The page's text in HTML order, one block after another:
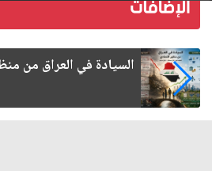
ما بعد الأربعين.. كيف